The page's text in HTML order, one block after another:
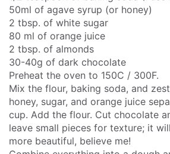
50ml of agave syrup (or honey)
2 tbsp. of white sugar
80 ml of orange juice
2 tbsp. of almonds
30-40g of dark chocolate
Preheat the oven to 150C / 300F.
Mix the flour, baking soda, and
honey, sugar, and orange juice
cup. Add the flour. Cut chocolate
leave small pieces for texture; it
more beautiful, believe me!